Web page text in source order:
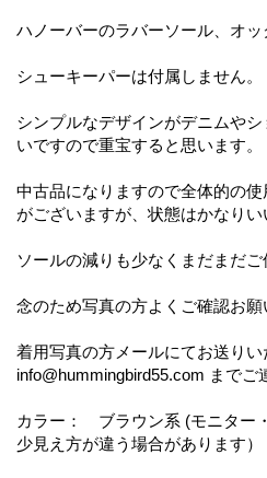
ハノーバーのラバーソール、オ
シューキーパーは付属しません。
シンプルなデザインがデニムや
いですので重宝すると思います。
中古品になりますので全体的の
がございますが、状態はかなりい
ソールの減りも少なくまだまだご
念のため写真の方よくご確認お願
着用写真の方メールにてお送り
info@hummingbird55.com までご
カラー： ブラウン系 (モニター
少見え方が違う場合があります）